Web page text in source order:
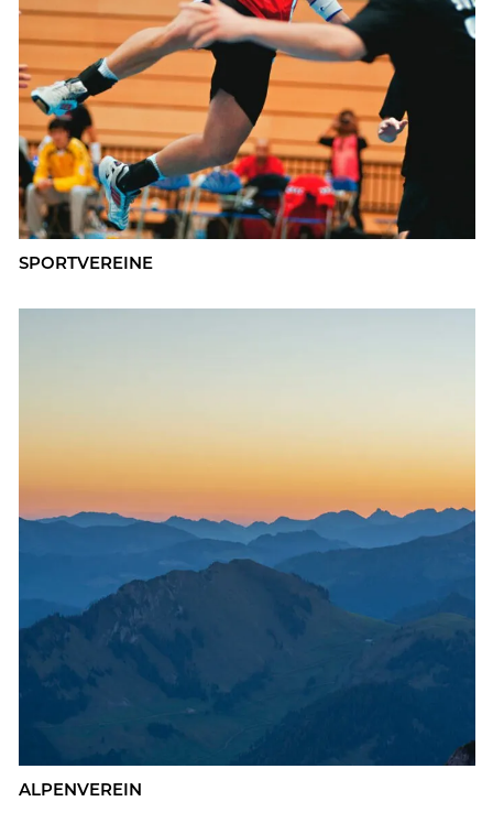
SPORT­VER­EI­NE
AL­PEN­VER­EIN